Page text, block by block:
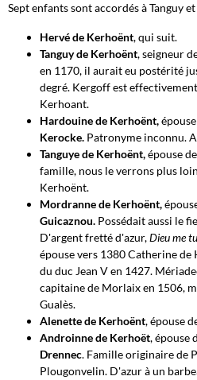
Sept enfants sont accordés à Tanguy
Hervé de Kerhoënt, qui suit.
Tanguy de Kerhoënt, seigneur
en 1170, il aurait eu postérité
degré. Kergoff est
Kerhoant.
Hardouine de Kerhoënt,
Kerocke. Patronyme inconnu.
Tanguye de Kerhoënt,épouse de
famille, nous le verrons plus
Kerhoënt.
Mordranne de Kerhoënt,
Guicaznou. Possédait aussi le
D'argent fretté d'azur,Dieu me
épouse vers 1380 Catherine
du duc Jean V en 1427.
capitaine de Morlaix en 1506,
Gualès.
Alenette de Kerhoënt, épouse
Androinne de Kerhoët, épouse
Drennec. Famille originaire de
Plougonvelin. D'azur à un